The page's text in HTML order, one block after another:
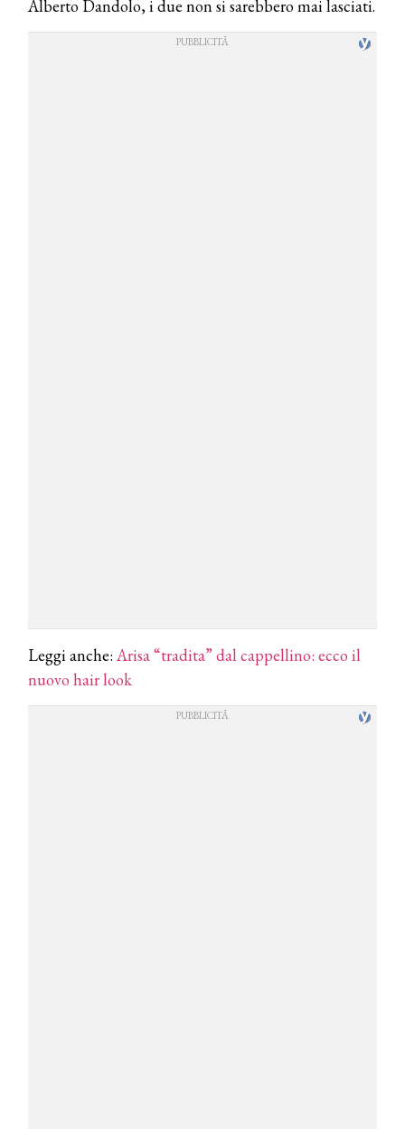
Alberto Dandolo, i due non si sarebbero mai lasciati.
Leggi anche: Arisa “tradita” dal cappellino: ecco il
nuovo hair look